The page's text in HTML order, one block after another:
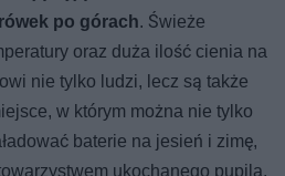
po górach. Świeże
oraz duża ilość cienia na
nie tylko ludzi, lecz są także
w którym można nie tylko
baterie na jesień i zimę,
ukochanego pupila,